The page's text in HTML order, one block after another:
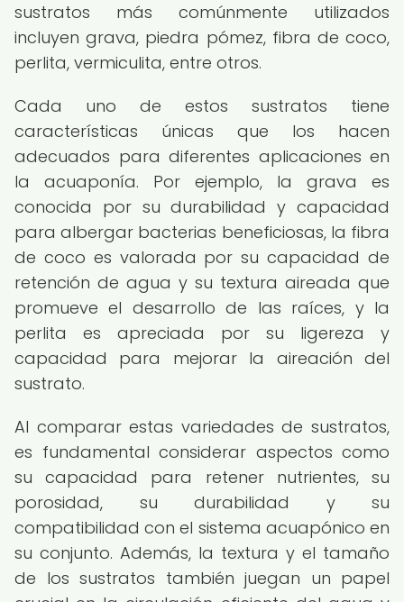
sustratos más comúnmente utilizados
incluyen grava, piedra pómez, fibra de coco,
perlita, vermiculita, entre otros.
Cada uno de estos sustratos tiene
características únicas que los hacen
adecuados para diferentes aplicaciones en
la acuaponía. Por ejemplo, la grava es
conocida por su durabilidad y capacidad
para albergar bacterias beneficiosas, la fibra
de coco es valorada por su capacidad de
retención de agua y su textura aireada que
promueve el desarrollo de las raíces, y la
perlita es apreciada por su ligereza y
capacidad para mejorar la aireación del
sustrato.
Al comparar estas variedades de sustratos,
es fundamental considerar aspectos como
su capacidad para retener nutrientes, su
porosidad, su durabilidad y su
compatibilidad con el sistema acuapónico en
su conjunto. Además, la textura y el tamaño
de los sustratos también juegan un papel